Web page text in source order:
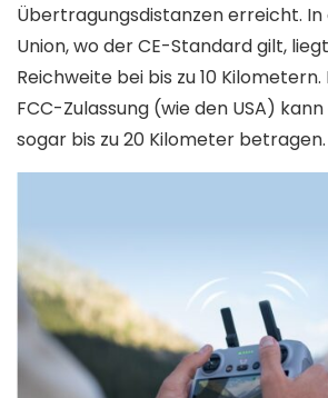
Übertragungsdistanzen erreicht.
Union, wo der CE-Standard gilt,
Reichweite bei bis zu 10
FCC-Zulassung (wie den USA)
sogar bis zu 20 Kilometer betragen.